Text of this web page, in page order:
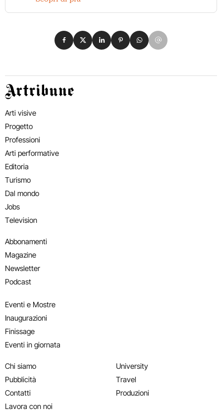
Condividi su Facebook
Condividi su X
Condividi su LinkedIn
Condividi su Pinterest
Condividi su WhatsApp
Condividi su Email
Artribune
Arti visive
Progetto
Professioni
Arti performative
Editoria
Turismo
Dal mondo
Jobs
Television
Abbonamenti
Magazine
Newsletter
Podcast
Eventi e Mostre
Inaugurazioni
Finissage
Eventi in giornata
Chi siamo
Pubblicità
Contatti
Lavora con noi
University
Travel
Produzioni